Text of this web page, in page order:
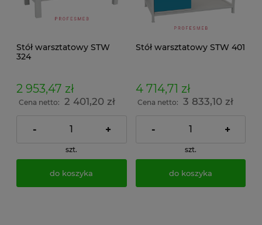
Stół warsztatowy STW
324
2 953,47 zł
Cena netto: 2 401,20 zł
- +
szt.
do koszyka
Stół warsztatowy STW 401
4 714,71 zł
Cena netto: 3 833,10 zł
- +
szt.
do koszyka